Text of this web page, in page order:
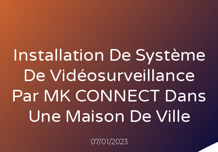
Installation De Système
De Vidéosurveillance
Par MK CONNECT Dans
Une Maison De Ville
07/01/2023